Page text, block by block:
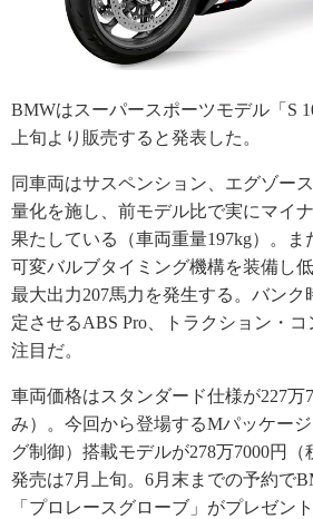
BMWはスーパースポーツモデル「S
上旬より販売すると発表した。
同車両はサスペンション、エグゾー
量化を施し、前モデル比で実にマイ
果たしている（車両重量197kg）。ま
可変バルブタイミング機構を装備し
最大出力207馬力を発生する。バン
定させるABS Pro、トラクション・
注目だ。
車両価格はスタンダード仕様が227万
み）。今回から登場するMパッケー
グ制御）搭載モデルが278万7000円（
発売は7月上旬。6月末までの予約で
「プロレースグローブ」がプレゼン